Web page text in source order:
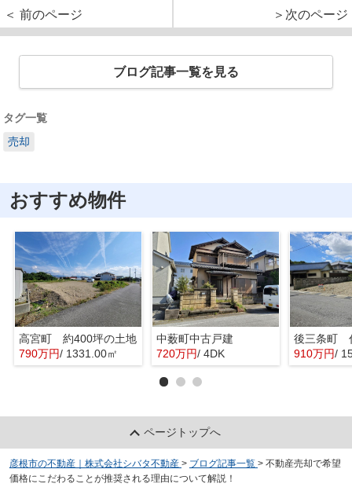
＜ 前のページ
＞次のページ
ブログ記事一覧を見る
タグ一覧
売却
おすすめ物件
高宮町 約400坪の土地
790万円/ 1331.00㎡
中薮町中古戸建
720万円/ 4DK
後三条町
910万円/
ページトップへ
彦根市の不動産｜株式会社シバタ不動産 > ブログ記事一覧 > 不動産売却で希望
価格にこだわることが推奨される理由について解説！